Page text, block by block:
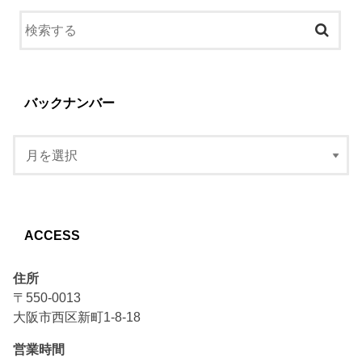
バックナンバー
ACCESS
住所
〒550-0013
大阪市西区新町1-8-18
営業時間